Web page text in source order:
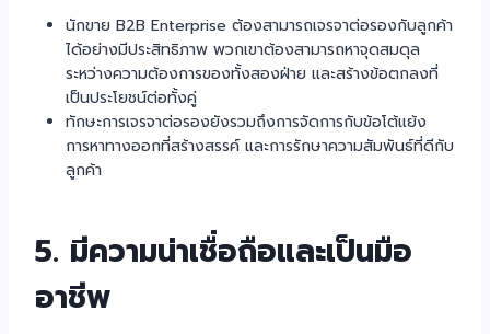
นักขาย B2B Enterprise ต้องสามารถเจรจาต่อรองกับลูกค้า
ได้อย่างมีประสิทธิภาพ พวกเขาต้องสามารถหาจุดสมดุล
ระหว่างความต้องการของทั้งสองฝ่าย และสร้างข้อตกลงที่
เป็นประโยชน์ต่อทั้งคู่
ทักษะการเจรจาต่อรองยังรวมถึงการจัดการกับข้อโต้แย้ง
การหาทางออกที่สร้างสรรค์ และการรักษาความสัมพันธ์ที่ดีกับ
ลูกค้า
5. มีความน่าเชื่อถือและเป็นมือ
อาชีพ